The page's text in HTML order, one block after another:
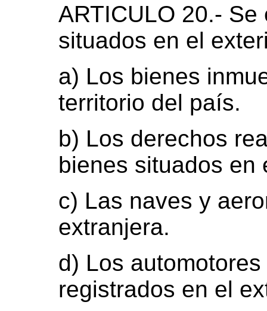
ARTICULO 20.-
situados en el
a) Los bienes
territorio del país.
b) Los derechos
bienes situados en
c) Las naves y
extranjera.
d) Los
registrados en el